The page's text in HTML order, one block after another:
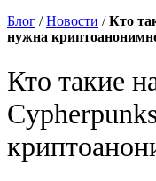
Блог /Новости /Кто
нужна
Кто такие